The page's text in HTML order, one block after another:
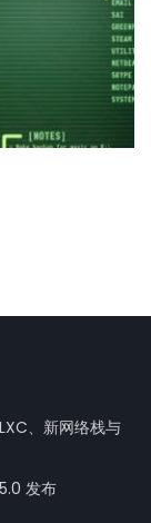
、新网络栈与
发布